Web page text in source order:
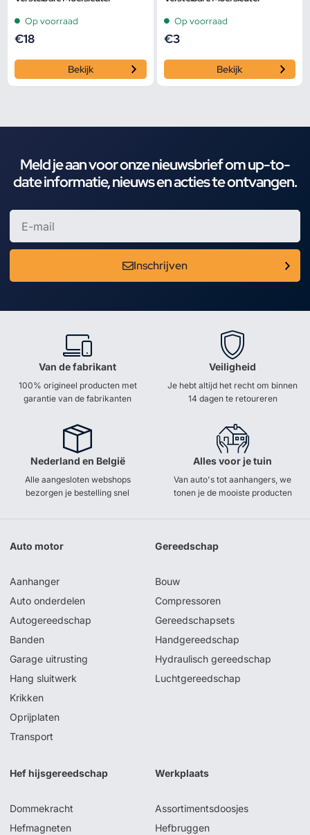
Op voorraad
€18
Bekijk
Op voorraad
€3
Bekijk
Meld je aan voor onze nieuwsbrief om up-to-
date informatie, nieuws en acties te ontvangen.
Inschrijven
Van de fabrikant
100% origineel producten met
garantie van de fabrikanten
Veiligheid
Je hebt altijd het recht om binnen
14 dagen te retoureren
Nederland en België
Alle aangesloten webshops
bezorgen je bestelling snel
Alles voor je tuin
Van auto's tot aanhangers, we
tonen je de mooiste producten
Auto motor
Aanhanger
Auto onderdelen
Autogereedschap
Banden
Garage uitrusting
Hang sluitwerk
Krikken
Oprijplaten
Transport
Gereedschap
Bouw
Compressoren
Gereedschapsets
Handgereedschap
Hydraulisch gereedschap
Luchtgereedschap
Hef hijsgereedschap
Dommekracht
Hefmagneten
Werkplaats
Assortimentsdoosjes
Hefbruggen